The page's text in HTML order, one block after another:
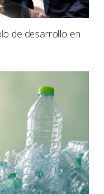
de desarrollo en